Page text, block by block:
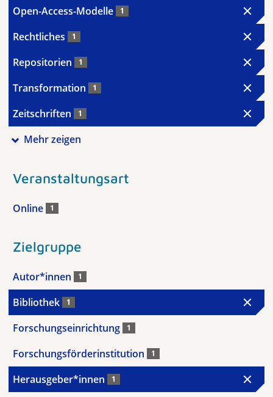
Open-Access-Modelle 1
Rechtliches 1
Repositorien 1
Transformation 1
Zeitschriften 1
Mehr zeigen
Veranstaltungsart
Online 1
Zielgruppe
Autor*innen 1
Bibliothek 1
Forschungseinrichtung 1
Forschungsförderinstitution 1
Herausgeber*innen 1